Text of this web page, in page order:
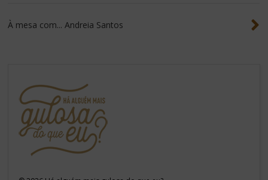
À mesa com... Andreia Santos